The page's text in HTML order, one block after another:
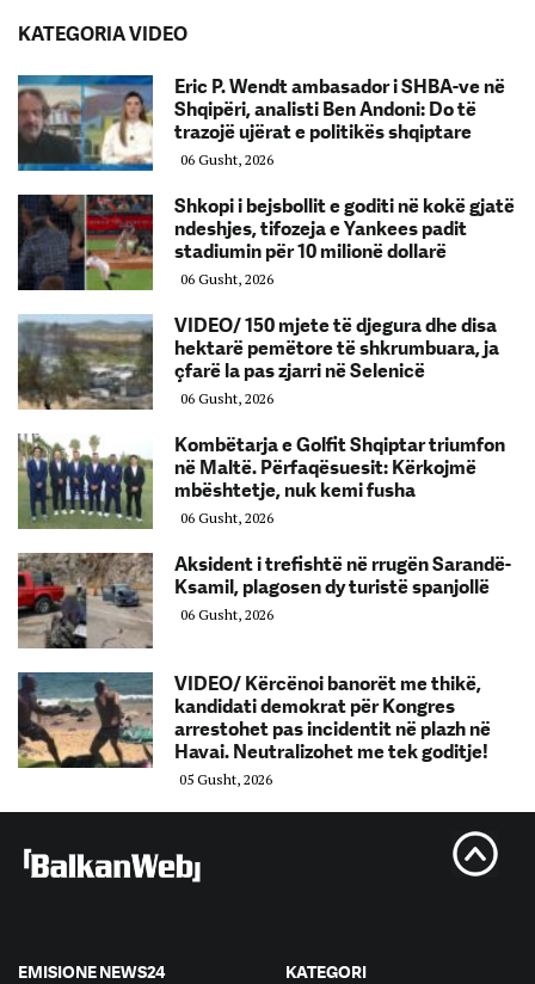
KATEGORIA VIDEO
Eric P. Wendt ambasador i SHBA-ve në
Shqipëri, analisti Ben Andoni: Do të
trazojë ujërat e politikës shqiptare
06 Gusht, 2026
Shkopi i bejsbollit e goditi në kokë gjatë
ndeshjes, tifozeja e Yankees padit
stadiumin për 10 milionë dollarë
06 Gusht, 2026
VIDEO/ 150 mjete të djegura dhe disa
hektarë pemëtore të shkrumbuara, ja
çfarë la pas zjarri në Selenicë
06 Gusht, 2026
Kombëtarja e Golfit Shqiptar triumfon
në Maltë. Përfaqësuesit: Kërkojmë
mbështetje, nuk kemi fusha
06 Gusht, 2026
Aksident i trefishtë në rrugën Sarandë-
Ksamil, plagosen dy turistë spanjollë
06 Gusht, 2026
VIDEO/ Kërcënoi banorët me thikë,
kandidati demokrat për Kongres
arrestohet pas incidentit në plazh në
Havai. Neutralizohet me tek goditje!
05 Gusht, 2026
EMISIONE NEWS24 KATEGORI